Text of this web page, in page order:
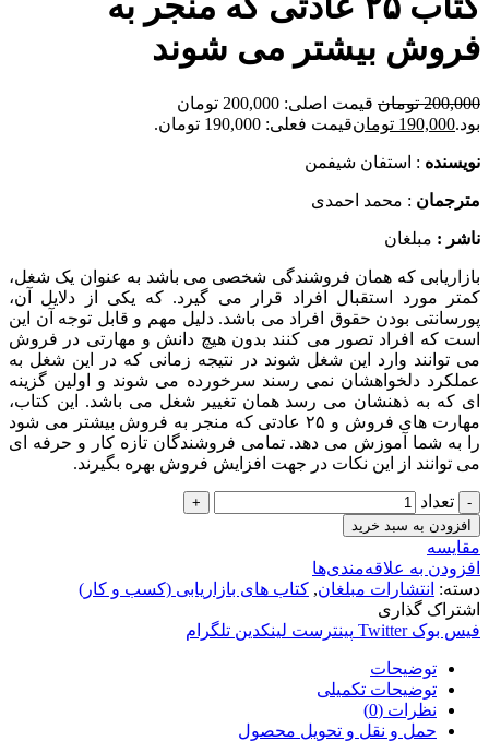
فروش بیشتر می شوند
200,000 تومان
قیمت اصلی: 200,000 تومان
بود.190,000 تومانقیمت فعلی: 190,000 تومان.
نويسنده : استفان شیفمن
مترجمان : محمد احمدی
ناشر : مبلغان
بازاریابی که همان فروشندگی شخصی می باشد به عنوان یک شغل،
کمتر مورد استقبال افراد قرار می گیرد‌. که یکی از دلایل آن،
پورسانتی بودن حقوق افراد می باشد. دلیل مهم و قابل توجه آن این
است که افراد تصور می کنند بدون هیچ دانش و مهارتی در فروش
می توانند وارد این شغل شوند در نتیجه زمانی که در این شغل به
عملکرد دلخواهشان نمی رسند سرخورده می شوند و اولین گزینه
ای که به ذهنشان می رسد همان تغییر شغل می باشد. این کتاب،
مهارت های فروش و ۲۵ عادتی که منجر به فروش بیشتر می شود
را به شما آموزش می دهد. تمامی فروشندگان تازه کار و حرفه ای
می توانند از این نکات در جهت افزایش فروش بهره بگیرند.
تعداد
افزودن به سبد خرید
مقایسه
افزودن به علاقه‌مندی‌ها
دسته: انتشارات مبلغان, کتاب های بازاریابی (کسب و کار)
اشتراک گذاری
فیس بوک Twitter پینترست لینکدین تلگرام
توضیحات
توضیحات تکمیلی
نظرات (0)
حمل و نقل و تحویل محصول